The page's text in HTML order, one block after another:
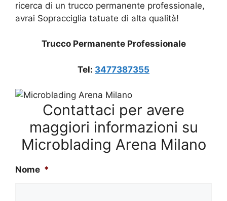
ricerca di un trucco permanente professionale,
avrai Sopracciglia tatuate di alta qualità!
Trucco Permanente Professionale
Tel: 3477387355
Contattaci per avere
maggiori informazioni su
Microblading Arena Milano
Nome *